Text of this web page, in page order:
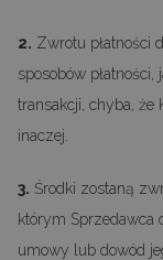
2. Zwrotu płatności
sposobów
transakcji, chyba, że
inaczej.
3. Środki zostaną
którym Sprzedawca
umowy lub dowód